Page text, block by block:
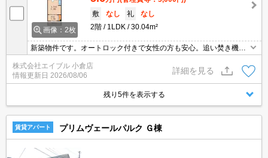
画像：2枚
敷
なし 礼
なし
2階
1LDK 30.04m²
新築物件です。オートロック付きで女性の方も安心。追い焚き機能
付きバス。ペット可(犬・猫限定)。
株式会社エイブル 小倉店
情報更新日 2026/08/06
詳細を見る
残り5件を表示する
賃貸アパート プリムヴェールパルク Ｇ棟